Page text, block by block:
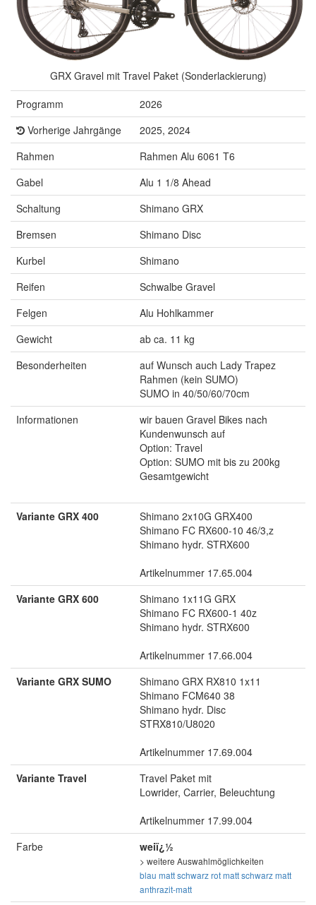
GRX Gravel mit Travel Paket (Sonderlackierung)
Programm
2026
Vorherige Jahrgänge
2025, 2024
Rahmen
Rahmen Alu 6061 T6
Gabel
Alu 1 1/8 Ahead
Schaltung
Shimano GRX
Bremsen
Shimano Disc
Kurbel
Shimano
Reifen
Schwalbe Gravel
Felgen
Alu Hohlkammer
Gewicht
ab ca. 11 kg
Besonderheiten
auf Wunsch auch Lady Trapez
Rahmen (kein SUMO)
SUMO in 40/50/60/70cm
Informationen
wir bauen Gravel Bikes nach
Kundenwunsch auf
Option: Travel
Option: SUMO mit bis zu 200kg
Gesamtgewicht
Variante GRX 400
Shimano 2x10G GRX400
Shimano FC RX600-10 46/3,z
Shimano hydr. STRX600
Artikelnummer 17.65.004
Variante GRX 600
Shimano 1x11G GRX
Shimano FC RX600-1 40z
Shimano hydr. STRX600
Artikelnummer 17.66.004
Variante GRX SUMO
Shimano GRX RX810 1x11
Shimano FCM640 38
Shimano hydr. Disc
STRX810/U8020
Artikelnummer 17.69.004
Variante Travel
Travel Paket mit
Lowrider, Carrier, Beleuchtung
Artikelnummer 17.99.004
Farbe
weiï¿½
> weitere Auswahlmöglichkeiten
blau mattschwarzrot mattschwarz matt
anthrazit-matt